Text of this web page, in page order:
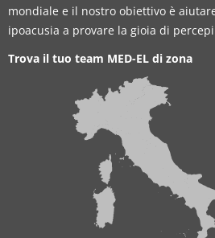
mondiale e il nostro obiettivo è
ipoacusia a provare la gioia di
Trova il tuo team MED-EL di zona